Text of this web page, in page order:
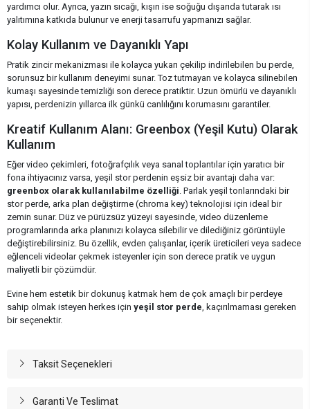
yardımcı olur. Ayrıca, yazın sıcağı, kışın ise soğuğu dışarıda tutarak ısı
yalıtımına katkıda bulunur ve enerji tasarrufu yapmanızı sağlar.
Kolay Kullanım ve Dayanıklı Yapı
Pratik zincir mekanizması ile kolayca yukarı çekilip indirilebilen bu perde,
sorunsuz bir kullanım deneyimi sunar. Toz tutmayan ve kolayca silinebilen
kumaşı sayesinde temizliği son derece pratiktir. Uzun ömürlü ve dayanıklı
yapısı, perdenizin yıllarca ilk günkü canlılığını korumasını garantiler.
Kreatif Kullanım Alanı: Greenbox (Yeşil Kutu) Olarak
Kullanım
Eğer video çekimleri, fotoğrafçılık veya sanal toplantılar için yaratıcı bir
fona ihtiyacınız varsa, yeşil stor perdenin eşsiz bir avantajı daha var:
greenbox olarak kullanılabilme özelliği . Parlak yeşil tonlarındaki bir
stor perde, arka plan değiştirme (chroma key) teknolojisi için ideal bir
zemin sunar. Düz ve pürüzsüz yüzeyi sayesinde, video düzenleme
programlarında arka planınızı kolayca silebilir ve dilediğiniz görüntüyle
değiştirebilirsiniz. Bu özellik, evden çalışanlar, içerik üreticileri veya sadece
eğlenceli videolar çekmek isteyenler için son derece pratik ve uygun
maliyetli bir çözümdür.
Evine hem estetik bir dokunuş katmak hem de çok amaçlı bir perdeye
sahip olmak isteyen herkes için yeşil stor perde , kaçırılmaması gereken
bir seçenektir.
Taksit Seçenekleri
Garanti Ve Teslimat